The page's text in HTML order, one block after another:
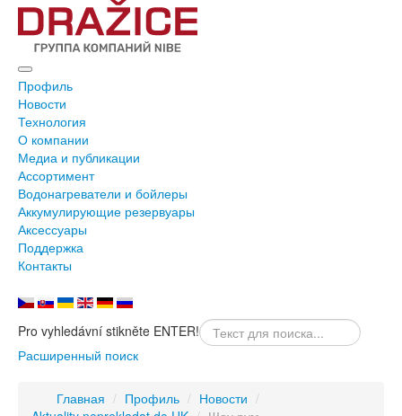
Профиль
Новости
Технология
О компании
Медиа и публикации
Ассортимент
Водонагреватели и бойлеры
Аккумулирующие резервуары
Аксессуары
Поддержка
Контакты
Pro vyhledávní stikněte ENTER!
Расширенный поиск
Главная / Профиль / Новости /